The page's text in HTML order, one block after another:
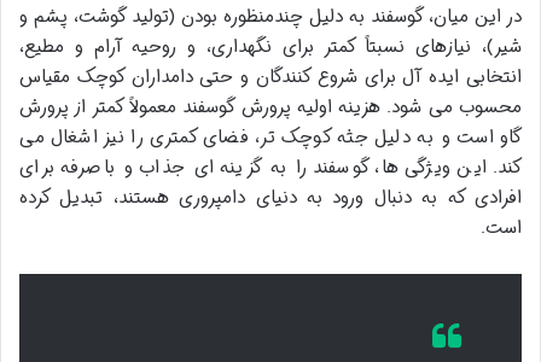
در این میان، گوسفند به دلیل چندمنظوره بودن (تولید گوشت، پشم و
شیر)، نیازهای نسبتاً کمتر برای نگهداری، و روحیه آرام و مطیع،
انتخابی ایده آل برای شروع کنندگان و حتی دامداران کوچک مقیاس
محسوب می شود. هزینه اولیه پرورش گوسفند معمولاً کمتر از پرورش
گاو است و به دلیل جثه کوچک تر، فضای کمتری را نیز اشغال می
کند. این ویژگی ها، گوسفند را به گزینه ای جذاب و باصرفه برای
افرادی که به دنبال ورود به دنیای دامپروری هستند، تبدیل کرده
است.